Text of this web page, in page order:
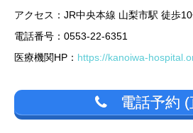
アクセス：JR中央本線 山梨市駅 徒歩
電話番号：0553-22-6351
医療機関HP： https://kanoiwa-
電話予約 (